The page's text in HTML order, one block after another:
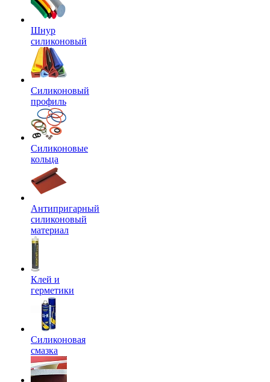
Шнур
силиконовый
Силиконовый
профиль
Силиконовые
кольца
Антипригарный
силиконовый
материал
Клей и
герметики
Силиконовая
смазка